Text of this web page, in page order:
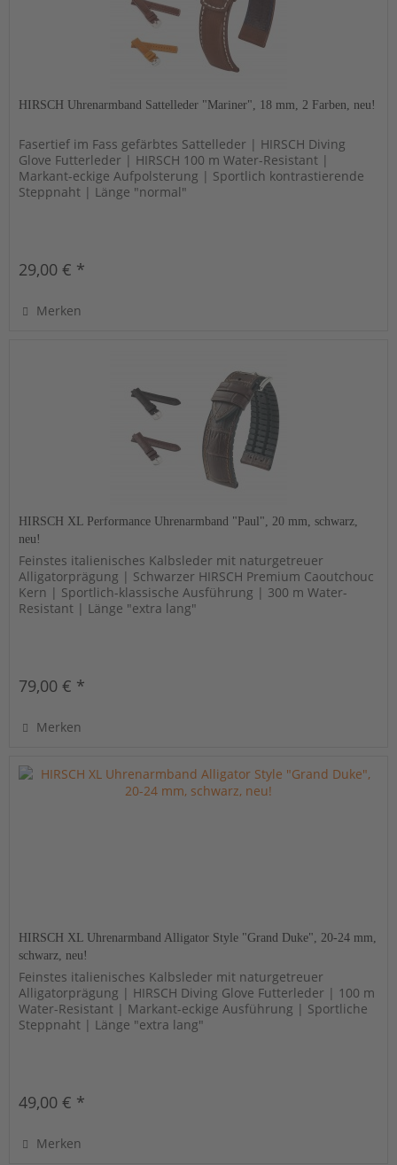
HIRSCH Uhrenarmband Sattelleder "Mariner", 18 mm, 2 Farben, neu!
Fasertief im Fass gefärbtes Sattelleder | HIRSCH Diving
Glove Futterleder | HIRSCH 100 m Water-Resistant |
Markant-eckige Aufpolsterung | Sportlich kontrastierende
Steppnaht | Länge "normal"
29,00 € *
Merken
HIRSCH XL Performance Uhrenarmband "Paul", 20 mm, schwarz,
neu!
Feinstes italienisches Kalbsleder mit naturgetreuer
Alligatorprägung | Schwarzer HIRSCH Premium Caoutchouc
Kern | Sportlich-klassische Ausführung | 300 m Water-
Resistant | Länge "extra lang"
79,00 € *
Merken
HIRSCH XL Uhrenarmband Alligator Style "Grand Duke", 20-24 mm,
schwarz, neu!
Feinstes italienisches Kalbsleder mit naturgetreuer
Alligatorprägung | HIRSCH Diving Glove Futterleder | 100 m
Water-Resistant | Markant-eckige Ausführung | Sportliche
Steppnaht | Länge "extra lang"
49,00 € *
Merken